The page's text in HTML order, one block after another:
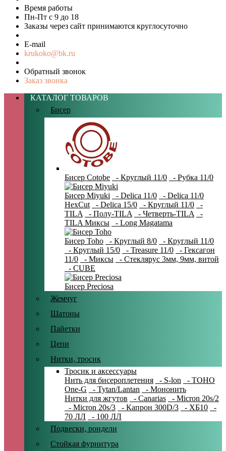
Время работы
Пн-Пт с 9 до 18
Заказы через сайт принимаются круглосуточно
E-mail
krukoko@bk.ru
Обратный звонок
Заказ звонка
КАТАЛОГ ТОВАРОВ
Бисер
Бисер Cotobe - Круглый 11/0 - Рубка 11/0
Бисер Miyuki - Delica 11/0
- Delica 11/0
HexCut
- Delica 15/0 - Круглый 11/0
-
TILA
- Полу-TILA - Четверть-TILA
-
TILA Миксы
- Long Magatama
Бисер Toho - Круглый 8/0
- Круглый 11/0
- Круглый 15/0
- Treasure 11/0
- Гексагон
11/0
- Миксы
- Стеклярус 3мм, 9мм, витой
- CUBE
Бисер Preciosa
Жемчуг
Шатоны
Пайетки
Цепи
Нитки, тросик
Тросик и аксессуары
Нить для бисероплетения
- S-lon
- TOHO
One-G
- Tytan/Lantan
- Мононить
Нитки для жгутов
- Canarias
- Micron 20s/2
- Micron 20s/3
- Капрон 300D/3 - ХБ10
-
70 ЛЛ
- 100 ЛЛ
Подвески, рондели
Стойкая фурнитура